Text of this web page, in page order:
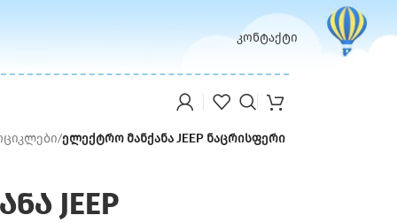
კონტაქტი
/ელექტრო მანქანა JEEP ნაცრისფერი
JEEP